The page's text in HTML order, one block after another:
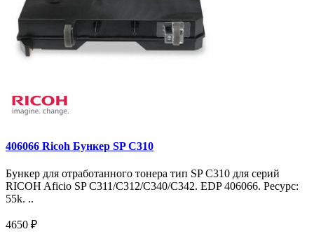
406066 Ricoh Бункер SP C310
Бункер для отработанного тонера тип SP C310 для серий
RICOH Aficio SP C311/C312/C340/C342. EDP 406066. Ресурс:
55k. ..
4650 ₽